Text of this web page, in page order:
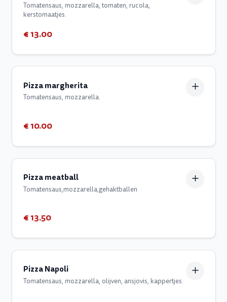
Tomatensaus, mozzarella, tomaten, rucola,
kerstomaatjes.
€ 13.00
Pizza margherita
Tomatensaus, mozzarella.
€ 10.00
Pizza meatball
Tomatensaus,mozzarella,gehaktballen
€ 13.50
Pizza Napoli
Tomatensaus, mozzarella, olijven, ansjovis, kappertjes.